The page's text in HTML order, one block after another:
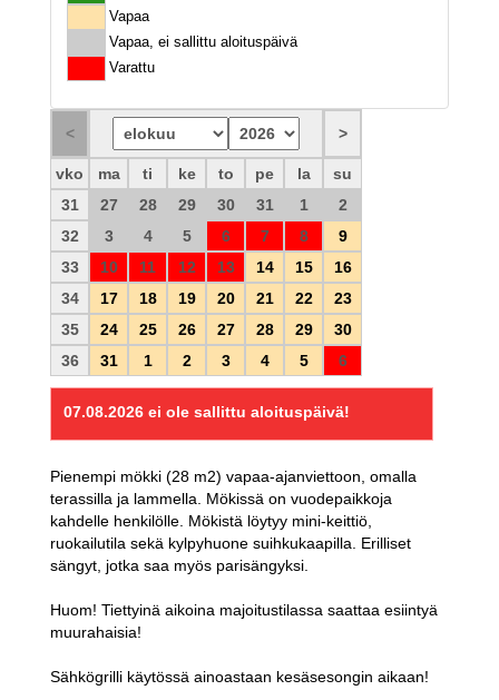
Vapaa
Vapaa, ei sallittu aloituspäivä
Varattu
vko ma ti ke to pe la
su
31
27 28 29 30 31 1
2
32
3 4 5 6 7 8
9
33
10 11 12 13 14 15
16
34
17 18 19 20 21 22
23
35
24 25 26 27 28 29
30
36
31 1 2 3 4 5 6
07.08.2026 ei ole sallittu aloituspäivä!
Pienempi mökki (28 m2) vapaa-ajanviettoon, omalla
terassilla ja lammella. Mökissä on vuodepaikkoja
kahdelle henkilölle. Mökistä löytyy mini-keittiö,
ruokailutila sekä kylpyhuone suihkukaapilla. Erilliset
sängyt, jotka saa myös parisängyksi.
Huom! Tiettyinä aikoina majoitustilassa saattaa esiintyä
muurahaisia!
Sähkögrilli käytössä ainoastaan kesäsesongin aikaan!